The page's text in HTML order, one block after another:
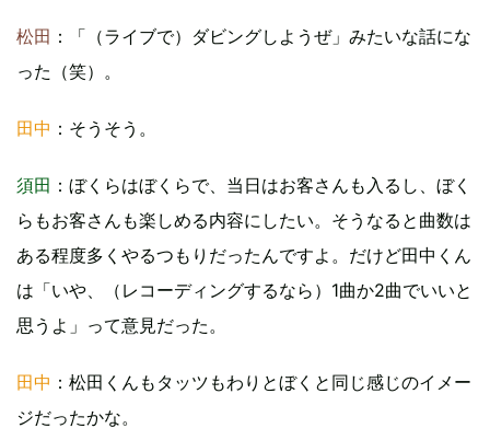
松田 ：「（ライブで）ダビングしようぜ」みたいな話にな
った（笑）。
田中 ：そうそう。
須田 ：ぼくらはぼくらで、当日はお客さんも入るし、ぼく
らもお客さんも楽しめる内容にしたい。そうなると曲数は
ある程度多くやるつもりだったんですよ。だけど田中くん
は「いや、（レコーディングするなら）1曲か2曲でいいと
思うよ」って意見だった。
田中 ：松田くんもタッツもわりとぼくと同じ感じのイメー
ジだったかな。